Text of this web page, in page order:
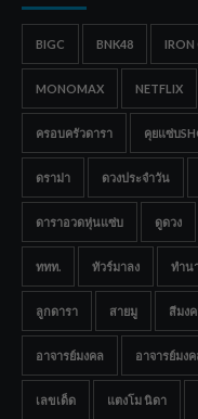
BIGC BNK48 IRON
MONOMAX NETFLIX
ครอบครัวดารา คุยแซ่บ
ดราม่า ดวงประจำวัน
ดาราอวดหุ่นแซ่บ ดูดวง
ททท. ทัวร์มาลง ทำน
ลูกดารา สายมู สีมง
อาจารย์มงคล อาจารย์มง
เลขเด็ด แตงโม นิดา